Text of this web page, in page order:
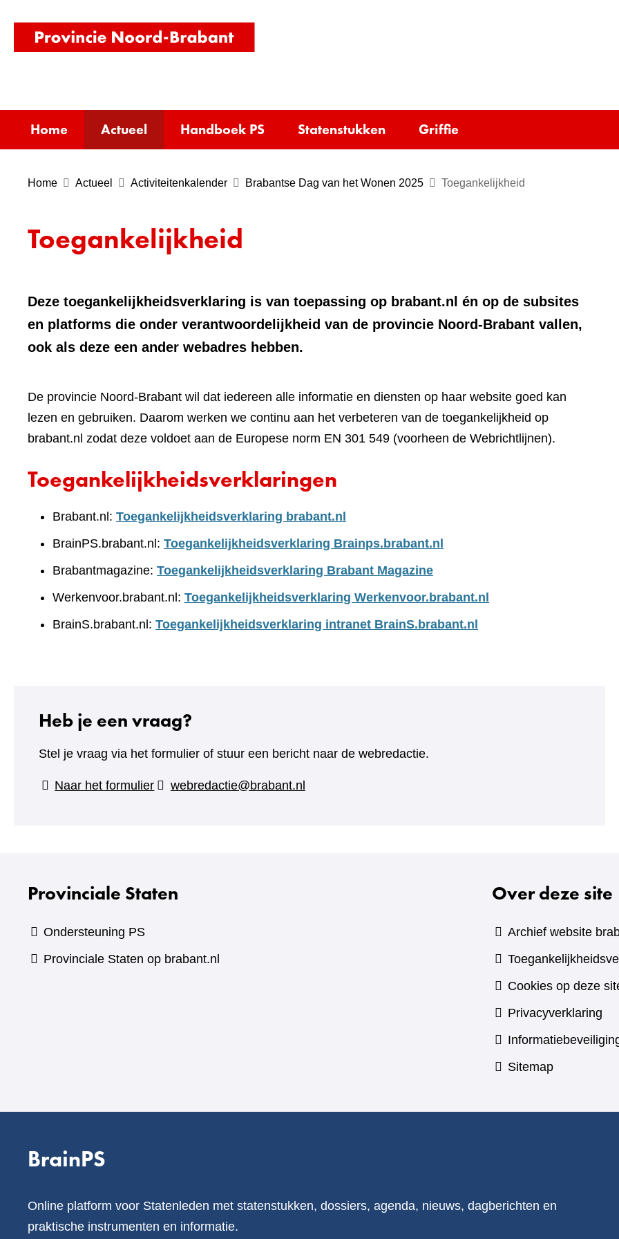
homepage)
Home Actueel Handboek PS Statenstukken Griffie
Home Actueel Activiteitenkalender Brabantse Dag van het Wonen 2025 Toegankelijkheid
Toegankelijkheid
Deze toegankelijkheidsverklaring is van toepassing op brabant.nl én op de subsites
en platforms die onder verantwoordelijkheid van de provincie Noord-Brabant vallen,
ook als deze een ander webadres hebben.
De provincie Noord-Brabant wil dat iedereen alle informatie en diensten op haar website goed kan
lezen en gebruiken. Daarom werken we continu aan het verbeteren van de toegankelijkheid op
brabant.nl zodat deze voldoet aan de Europese norm EN 301 549 (voorheen de Webrichtlijnen).
Toegankelijkheidsverklaringen
Brabant.nl: Toegankelijkheidsverklaring brabant.nl
BrainPS.brabant.nl: Toegankelijkheidsverklaring Brainps.brabant.nl
Brabantmagazine: Toegankelijkheidsverklaring Brabant Magazine
Werkenvoor.brabant.nl: Toegankelijkheidsverklaring Werkenvoor.brabant.nl
BrainS.brabant.nl: Toegankelijkheidsverklaring intranet BrainS.brabant.nl
Heb je een vraag?
Stel je vraag via het formulier of stuur een bericht naar de webredactie.
Naar het formulier(verwijst
webredactie@brabant.nl
Provinciale Staten
Ondersteuning PS
Provinciale Staten op brabant.nl
Over deze site
Archief website
Cookies op deze
Privacyverklaring
Sitemap
BrainPS
Online platform voor Statenleden met statenstukken, dossiers, agenda, nieuws, dagberichten en
praktische instrumenten en informatie.